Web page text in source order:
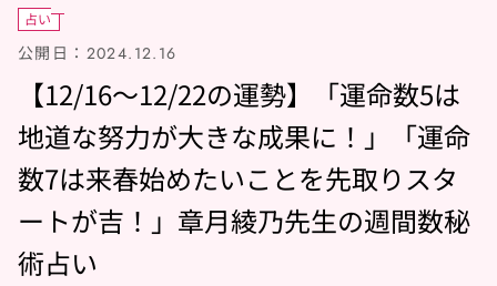
占い
公開日： 2024.12.16
【12/16～12/22の運勢】「運命数5は
地道な努力が大きな成果に！」「運命
数7は来春始めたいことを先取りスタ
ートが吉！」章月綾乃先生の週間数秘
術占い